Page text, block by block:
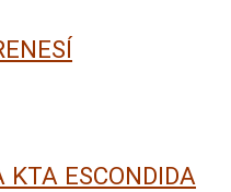
ESCONDIDA